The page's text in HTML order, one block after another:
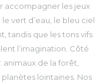
accompagner les jeux
vert d’eau, le bleu ciel
tandis que les tons vifs
l’imagination. Côté
animaux de la forêt,
lointaines. Nos